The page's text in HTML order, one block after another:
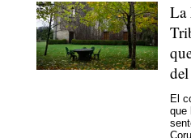
La
El
que